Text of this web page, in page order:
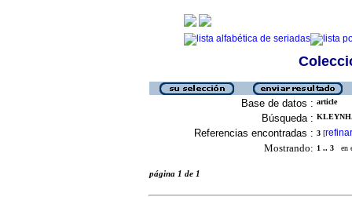
Base de datos : article
Búsqueda :
Referencias encontradas : 3 [refinar
Mostrando: 1 .. 3 en
página 1 de 1